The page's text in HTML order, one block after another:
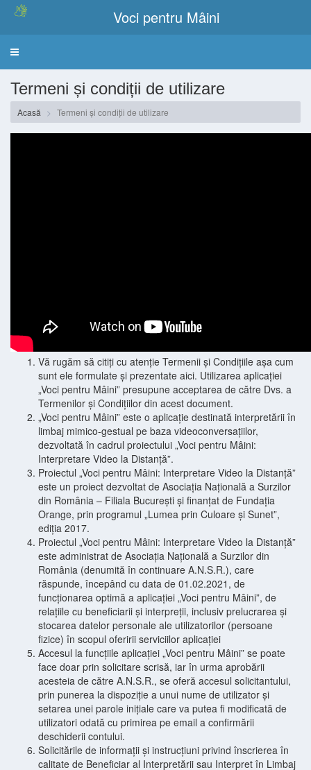
Voci pentru Mâini
Meniu
Termeni și condiții de utilizare
Acasă Termeni și condiții de utilizare
Vă rugăm să citiți cu atenție Termenii și Condițiile așa cum
sunt ele formulate și prezentate aici. Utilizarea aplicației
„Voci pentru Mâini” presupune acceptarea de către Dvs. a
Termenilor și Condițiilor din acest document.
„Voci pentru Mâini” este o aplicație destinată interpretării în
limbaj mimico-gestual pe baza videoconversațiilor,
dezvoltată în cadrul proiectului „Voci pentru Mâini:
Interpretare Video la Distanță”.
Proiectul „Voci pentru Mâini: Interpretare Video la Distanță”
este un proiect dezvoltat de Asociația Națională a Surzilor
din România – Filiala București și finanțat de Fundația
Orange, prin programul „Lumea prin Culoare și Sunet”,
ediția 2017.
Proiectul „Voci pentru Mâini: Interpretare Video la Distanță”
este administrat de Asociația Națională a Surzilor din
România (denumită în continuare A.N.S.R.), care
răspunde, începând cu data de 01.02.2021, de
funcționarea optimă a aplicației „Voci pentru Mâini”, de
relațiile cu beneficiarii și interpreții, inclusiv prelucrarea și
stocarea datelor personale ale utilizatorilor (persoane
fizice) în scopul oferirii serviciilor aplicației
Accesul la funcțiile aplicației „Voci pentru Mâini” se poate
face doar prin solicitare scrisă, iar în urma aprobării
acesteia de către A.N.S.R., se oferă accesul solicitantului,
prin punerea la dispoziție a unui nume de utilizator și
setarea unei parole inițiale care va putea fi modificată de
utilizatori odată cu primirea pe email a confirmării
deschiderii contului.
Solicitările de informații și instrucțiuni privind înscrierea în
calitate de Beneficiar al Interpretării sau Interpret în Limbaj